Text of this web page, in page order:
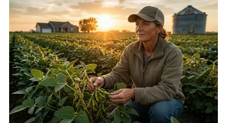
Saiba
Como
Escolher
Os
Melhores
Fundos
Para
Sua
Carteira